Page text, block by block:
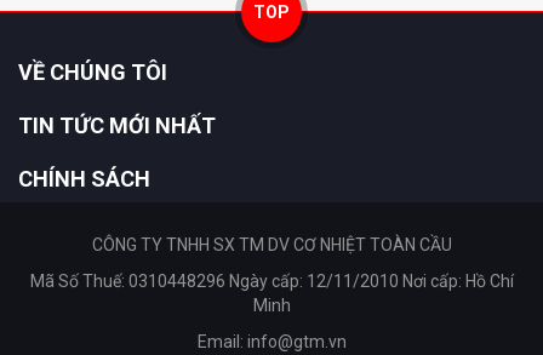
TOP
VỀ CHÚNG TÔI
TIN TỨC MỚI NHẤT
CHÍNH SÁCH
CÔNG TY TNHH SX TM DV CƠ NHIỆT TOÀN CẦU
Mã Số Thuế: 0310448296 Ngày cấp: 12/11/2010 Nơi cấp: Hồ Chí
Minh
Email: info@gtm.vn